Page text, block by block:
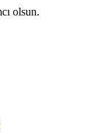
olsun.